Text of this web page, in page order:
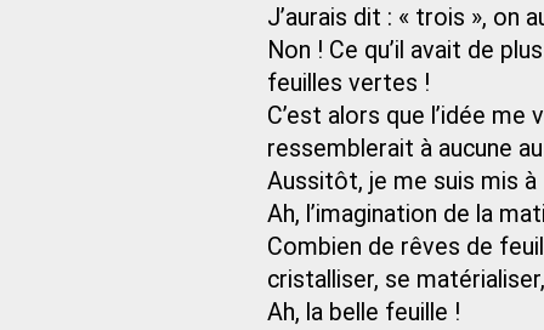
J’aurais dit : « trois », on
Non ! Ce qu’il avait de
feuilles vertes !
C’est alors que l’idée
ressemblerait à aucune
Aussitôt, je me suis mis à
Ah, l’imagination de la
Combien de rêves de
cristalliser, se
Ah, la belle feuille !